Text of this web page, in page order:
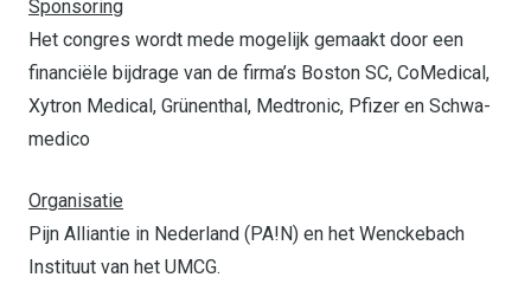
Sponsoring
Het congres wordt mede mogelijk gemaakt door een
financiële bijdrage van de firma’s Boston SC, CoMedical,
Xytron Medical, Grünenthal, Medtronic, Pfizer en Schwa-
medico
Organisatie
Pijn Alliantie in Nederland (PA!N) en het Wenckebach
Instituut van het UMCG.